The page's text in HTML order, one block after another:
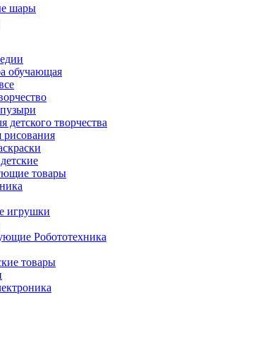
шары
обучающая
детского творчества
товары
игрушки
Робототехника
товары